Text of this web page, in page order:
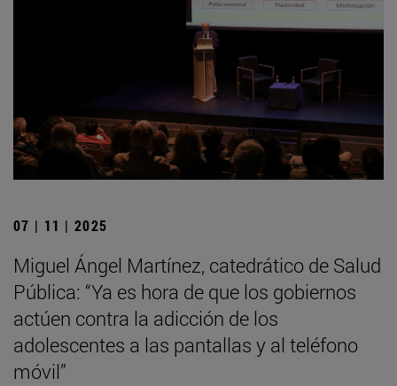
07 | 11 | 2025
Miguel Ángel Martínez, catedrático de Salud
Pública: “Ya es hora de que los gobiernos
actúen contra la adicción de los
adolescentes a las pantallas y al teléfono
móvil”